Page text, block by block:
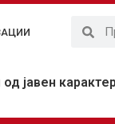
јавен карактер